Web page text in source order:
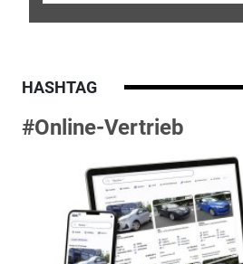
HASHTAG
#Online-Vertrieb